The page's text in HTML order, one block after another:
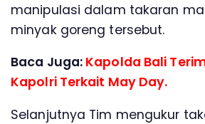
manipulasi dalam takaran
minyak goreng tersebut.
Baca Juga: Kapolda Bali
Kapolri Terkait May Day.
Selanjutnya Tim mengukur